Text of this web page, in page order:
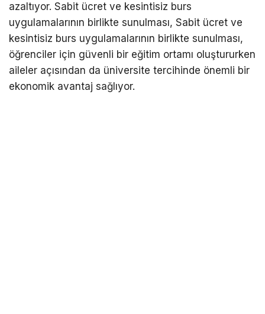
azaltıyor. Sabit ücret ve kesintisiz burs
uygulamalarının birlikte sunulması, Sabit ücret ve
kesintisiz burs uygulamalarının birlikte sunulması,
öğrenciler için güvenli bir eğitim ortamı oluştururken
aileler açısından da üniversite tercihinde önemli bir
ekonomik avantaj sağlıyor.